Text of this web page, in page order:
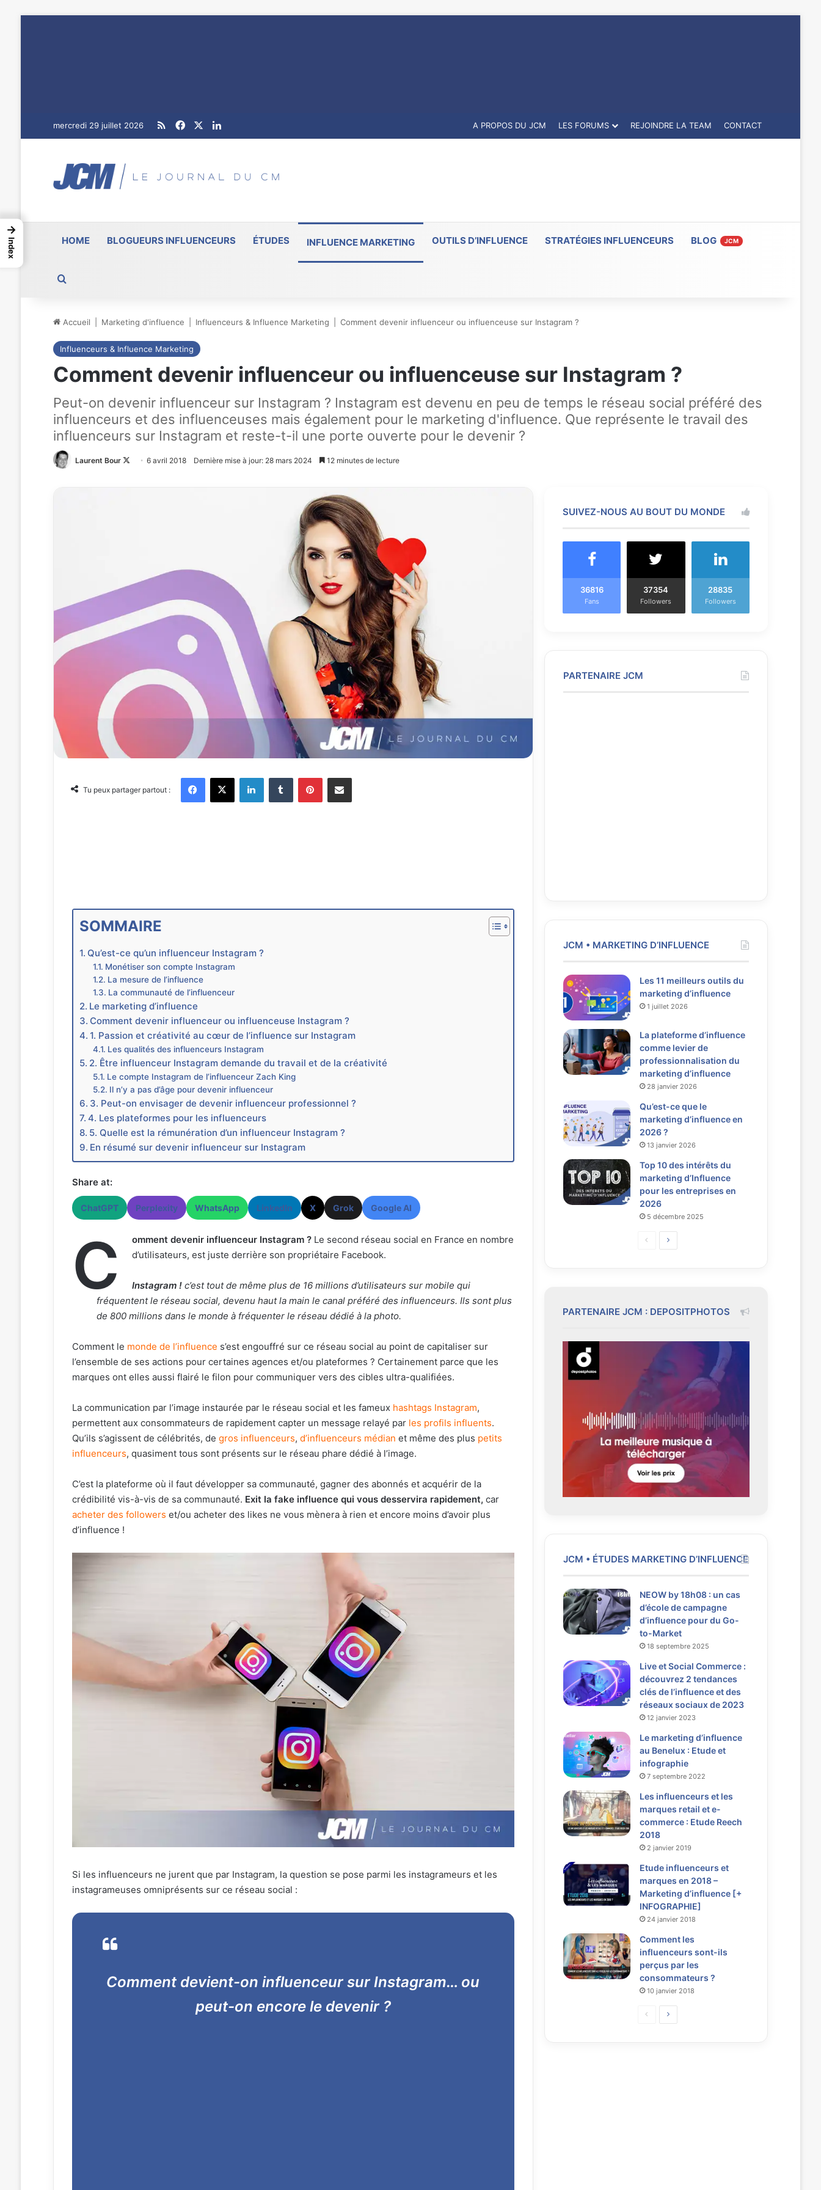
mercredi 29 juillet 2026 RSSFacebookLinkedin A PROPOS DU JCM LES FORUMS REJOINDRE LA TEAM CONTACT
HOME BLOGUEURS INFLUENCEURS ÉTUDES INFLUENCE MARKETING OUTILS D’INFLUENCE STRATÉGIES INFLUENCEURS BLOG JCM
Accueil Marketing d'influence Influenceurs & Influence Marketing Comment devenir influenceur ou influenceuse sur Instagram ?
Influenceurs & Influence Marketing
Comment devenir influenceur ou influenceuse sur Instagram ?
Peut-on devenir influenceur sur Instagram ? Instagram est devenu en peu de temps le réseau social préféré des
influenceurs et des influenceuses mais également pour le marketing d'influence. Que représente le travail des
influenceurs sur Instagram et reste-t-il une porte ouverte pour le devenir ?
Laurent Bour
Follow6 avril 2018 Dernière mise à jour: 28 mars 2024 12 minutes de lecture
Tu peux partager partout :
Facebook X Linkedin Tumblr Pinterest Partager par email
SOMMAIRE
Qu’est-ce qu’un influenceur Instagram ?
Monétiser son compte Instagram
La mesure de l’influence
La communauté de l’influenceur
Le marketing d’influence
Comment devenir influenceur ou influenceuse Instagram ?
1. Passion et créativité au cœur de l’influence sur Instagram
Les qualités des influenceurs Instagram
2. Être influenceur Instagram demande du travail et de la créativité
Le compte Instagram de l’influenceur Zach King
Il n’y a pas d’âge pour devenir influenceur
3. Peut-on envisager de devenir influenceur professionnel ?
4. Les plateformes pour les influenceurs
5. Quelle est la rémunération d’un influenceur Instagram ?
En résumé sur devenir influenceur sur Instagram
Share at:
ChatGPT Perplexity WhatsApp LinkedIn X Grok Google AI
C omment devenir influenceur Instagram ?Le second réseau social en France en nombre
d’utilisateurs, est juste derrière son propriétaire Facebook.
Instagram !c’est tout de même plus de 16 millions d’utilisateurs sur mobile qui
fréquentent le réseau social, devenu haut la main le canal préféré des influenceurs. Ils sont plus
de 800 millions dans le monde à fréquenter le réseau dédié à la photo.
Comment le monde de l’influence s’est engouffré sur ce réseau social au point de capitaliser sur
l’ensemble de ses actions pour certaines agences et/ou plateformes ? Certainement parce que les
marques ont elles aussi flairé le filon pour communiquer vers des cibles ultra-qualifiées.
La communication par l’image instaurée par le réseau social et les fameux hashtags Instagram,
permettent aux consommateurs de rapidement capter un message relayé par les profils influents.
Qu’ils s’agissent de célébrités, de gros influenceurs, d’influenceurs médian et même des plus petits
influenceurs, quasiment tous sont présents sur le réseau phare dédié à l’image.
C’est la plateforme où il faut développer sa communauté, gagner des abonnés et acquérir de la
crédibilité vis-à-vis de sa communauté. Exit la fake influence qui vous desservira rapidement, car
acheter des followers et/ou acheter des likes ne vous mènera à rien et encore moins d’avoir plus
d’influence !
Si les influenceurs ne jurent que par Instagram, la question se pose parmi les instagrameurs et les
instagrameuses omniprésents sur ce réseau social :
Comment devient-on influenceur sur Instagram… ou
peut-on encore le devenir ?
SUIVEZ-NOUS AU BOUT DU MONDE
36816
Fans
37354
Followers
28835
Followers
PARTENAIRE JCM
JCM • MARKETING D’INFLUENCE
Les 11 meilleurs outils du
marketing d’influence
1 juillet 2026
La plateforme d’influence
comme levier de
professionnalisation du
marketing d’influence
28 janvier 2026
Qu’est-ce que le
marketing d’influence en
2026 ?
13 janvier 2026
Top 10 des intérêts du
marketing d’Influence
pour les entreprises en
2026
5 décembre 2025
p
é
c
e
n
t
e
P
s
i
a
t
e
PARTENAIRE JCM : DEPOSITPHOTOS
JCM • ÉTUDES MARKETING D’INFLUENCE
NEOW by 18h08 : un cas
d’école de campagne
d’influence pour du Go-
to-Market
18 septembre 2025
Live et Social Commerce :
découvrez 2 tendances
clés de l’influence et des
réseaux sociaux de 2023
12 janvier 2023
Le marketing d’influence
au Benelux : Etude et
infographie
7 septembre 2022
Les influenceurs et les
marques retail et e-
commerce : Etude Reech
2018
2 janvier 2019
Etude influenceurs et
marques en 2018 –
Marketing d’influence [+
INFOGRAPHIE]
24 janvier 2018
Comment les
influenceurs sont-ils
perçus par les
consommateurs ?
10 janvier 2018
P
→
Index